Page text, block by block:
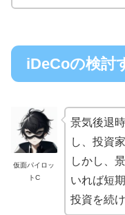
iDeCoの検討
仮面パイロッ
トC
景気後退
し、投資
しかし、
いれば短
投資を続